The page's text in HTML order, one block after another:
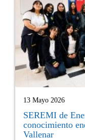
13 Mayo 2026
SEREMI de
conocimiento
Vallenar